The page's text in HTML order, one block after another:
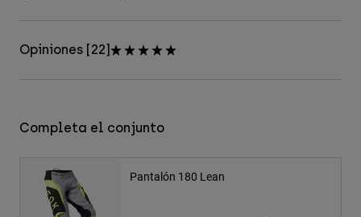
Opiniones [22]
Completa el conjunto
Pantalón 180 Lean